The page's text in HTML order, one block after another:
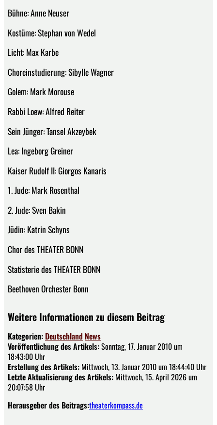
Bühne: Anne Neuser
Kostüme: Stephan von Wedel
Licht: Max Karbe
Choreinstudierung: Sibylle Wagner
Golem: Mark Morouse
Rabbi Loew: Alfred Reiter
Sein Jünger: Tansel Akzeybek
Lea: Ingeborg Greiner
Kaiser Rudolf II: Giorgos Kanaris
1. Jude: Mark Rosenthal
2. Jude: Sven Bakin
Jüdin: Katrin Schyns
Chor des THEATER BONN
Statisterie des THEATER BONN
Beethoven Orchester Bonn
Weitere Informationen zu diesem Beitrag
Kategorien: Deutschland News
Veröffentlichung des Artikels:Sonntag, 17. Januar 2010 um
18:43:00 Uhr
Erstellung des Artikels: Mittwoch, 13. Januar 2010 um 18:44:40 Uhr
Letzte Aktualisierung des Artikels: Mittwoch, 15. April 2026 um
20:07:58 Uhr
Herausgeber des Beitrags:theaterkompass.de